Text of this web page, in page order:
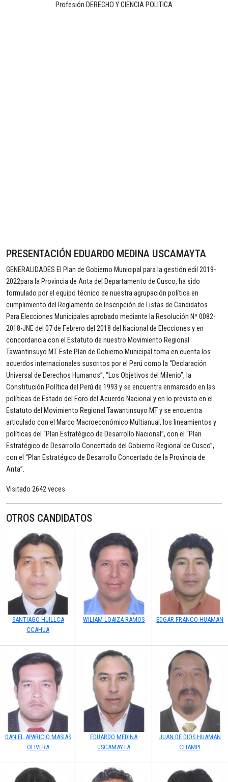
Profesión DERECHO Y CIENCIA POLITICA
PRESENTACIÓN EDUARDO MEDINA USCAMAYTA
GENERALIDADES El Plan de Gobierno Municipal para la gestión edil 2019-
2022para la Provincia de Anta del Departamento de Cusco, ha sido
formulado por el equipo técnico de nuestra agrupación política en
cumplimiento del Reglamento de Inscripción de Listas de Candidatos
Para Elecciones Municipales aprobado mediante la Resolución Nº 0082-
2018-JNE del 07 de Febrero del 2018 del Nacional de Elecciones y en
concordancia con el Estatuto de nuestro Movimiento Regional
Tawantinsuyo MT. Este Plan de Gobierno Municipal toma en cuenta los
acuerdos internacionales suscritos por el Perú como la “Declaración
Universal de Derechos Humanos”, “Los Objetivos del Milenio”, la
Constitución Política del Perú de 1993 y se encuentra enmarcado en las
políticas de Estado del Foro del Acuerdo Nacional y en lo previsto en el
Estatuto del Movimiento Regional Tawantinsuyo MT y se encuentra
articulado con el Marco Macroeconómico Multianual, los lineamientos y
políticas del “Plan Estratégico de Desarrollo Nacional”, con el “Plan
Estratégico de Desarrollo Concertado del Gobierno Regional de Cusco”,
con el “Plan Estratégico de Desarrollo Concertado de la Provincia de
Anta”.
Visitado 2642 veces
OTROS CANDIDATOS
SANTIAGO HUILLCA
CCAHUA
WILIAM LOAIZA RAMOS EDGAR FRANCO HUAMAN
DANIEL APARICIO MASIAS
OLIVERA
EDUARDO MEDINA
USCAMAYTA
JUAN DE DIOS HUAMAN
CHAMPI